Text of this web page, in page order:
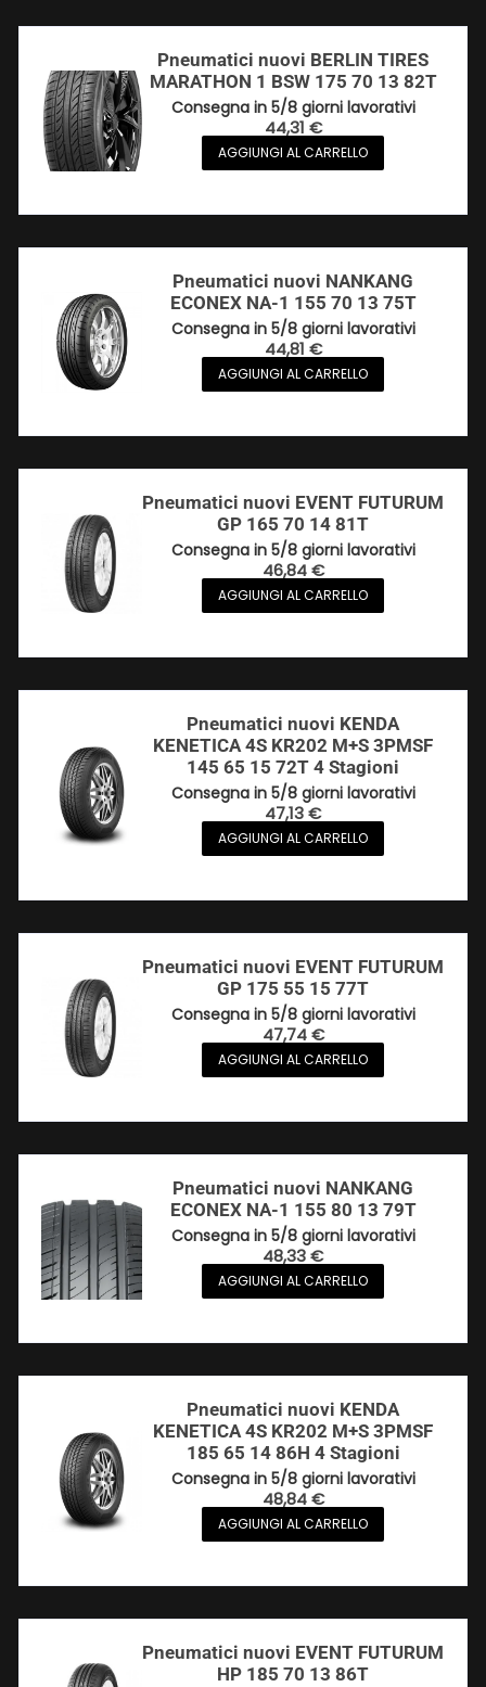
Pneumatici nuovi BERLIN TIRES
MARATHON 1 BSW 175 70 13 82T
Consegna in 5/8 giorni lavorativi
44,31 €
AGGIUNGI AL CARRELLO
Pneumatici nuovi NANKANG
ECONEX NA-1 155 70 13 75T
Consegna in 5/8 giorni lavorativi
44,81 €
AGGIUNGI AL CARRELLO
Pneumatici nuovi EVENT FUTURUM
GP 165 70 14 81T
Consegna in 5/8 giorni lavorativi
46,84€
AGGIUNGI AL CARRELLO
Pneumatici nuovi KENDA
KENETICA 4S KR202 M+S 3PMSF
145 65 15 72T 4 Stagioni
Consegna in 5/8 giorni lavorativi
47,13€
AGGIUNGI AL CARRELLO
Pneumatici nuovi EVENT FUTURUM
GP 175 55 15 77T
Consegna in 5/8 giorni lavorativi
47,74€
AGGIUNGI AL CARRELLO
Pneumatici nuovi NANKANG
ECONEX NA-1 155 80 13 79T
Consegna in 5/8 giorni lavorativi
48,33€
AGGIUNGI AL CARRELLO
Pneumatici nuovi KENDA
KENETICA 4S KR202 M+S 3PMSF
185 65 14 86H 4 Stagioni
Consegna in 5/8 giorni lavorativi
48,84€
AGGIUNGI AL CARRELLO
Pneumatici nuovi EVENT FUTURUM
HP 185 70 13 86T